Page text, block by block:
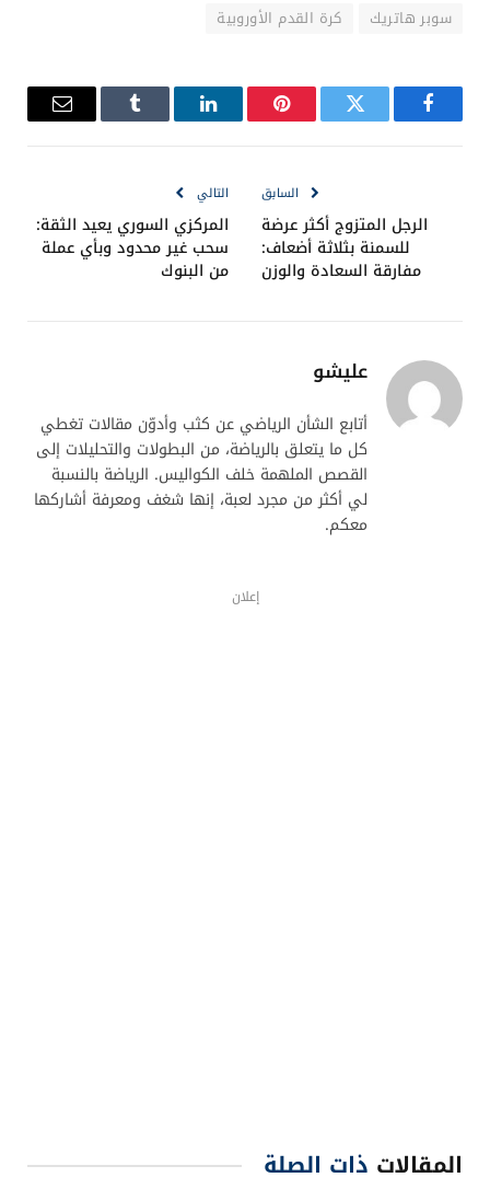
سوبر هاتريك
كرة القدم الأوروبية
فيسبوك تويتر بينتيريستلينكدإن Tumblr
البريد
السابق
الرجل المتزوج أكثر عرضة
للسمنة بثلاثة أضعاف:
مفارقة السعادة والوزن
التالي
المركزي السوري يعيد الثقة:
سحب غير محدود وبأي عملة
من البنوك
عليشو
أتابع الشأن الرياضي عن كثب وأدوّن مقالات تغطي
كل ما يتعلق بالرياضة، من البطولات والتحليلات إلى
القصص الملهمة خلف الكواليس. الرياضة بالنسبة
لي أكثر من مجرد لعبة، إنها شغف ومعرفة أشاركها
معكم.
إعلان
المقالات ذات الصلة